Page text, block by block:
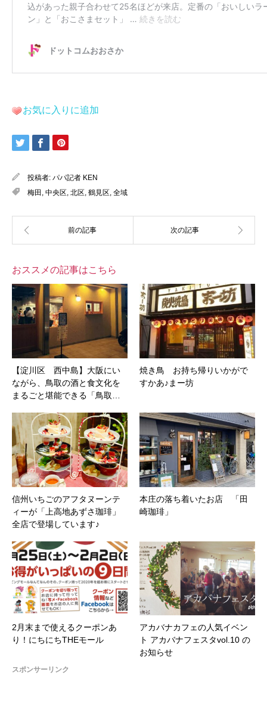
お気に入りに追加
投稿者: パパ記者 KEN
梅田 , 中央区, 北区, 鶴見区, 全域
おススメの記事はこちら
【淀川区 西中島】大阪にい
ながら、鳥取の酒と食文化を
まるごと堪能できる「鳥取…
焼き鳥 お持ち帰りいかがで
すかあ♪まー坊
信州いちごのアフタヌーンテ
ィーが「上高地あずさ珈琲」
全店で登場しています♪
本庄の落ち着いたお店 「田
崎珈琲」
2月末まで使えるクーポンあ
り！にちにちTHEモール
アカバナカフェの人気イベン
ト アカバナフェスタvol.10 の
お知らせ
スポンサーリンク